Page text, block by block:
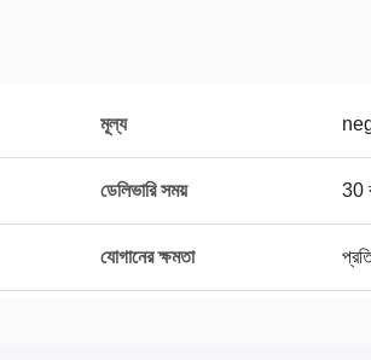
মূল্য
ডেলিভারি সময় 30
যোগানের ক্ষমতা